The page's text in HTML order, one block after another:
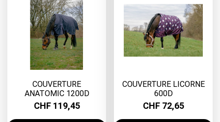
COUVERTURE
ANATOMIC 1200D
CHF 119,45
COUVERTURE LICORNE
600D
CHF 72,65